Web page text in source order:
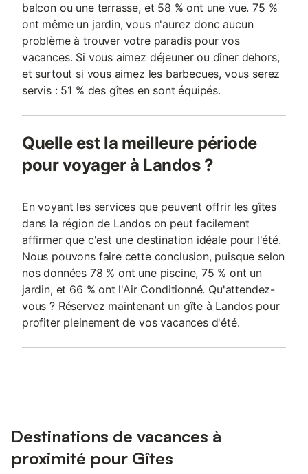
balcon ou une terrasse, et 58 % ont une vue. 75 %
ont même un jardin, vous n'aurez donc aucun
problème à trouver votre paradis pour vos
vacances. Si vous aimez déjeuner ou dîner dehors,
et surtout si vous aimez les barbecues, vous serez
servis : 51 % des gîtes en sont équipés.
Quelle est la meilleure période
pour voyager à Landos ?
En voyant les services que peuvent offrir les gîtes
dans la région de Landos on peut facilement
affirmer que c'est une destination idéale pour l'été.
Nous pouvons faire cette conclusion, puisque selon
nos données 78 % ont une piscine, 75 % ont un
jardin, et 66 % ont l'Air Conditionné. Qu'attendez-
vous ? Réservez maintenant un gîte à Landos pour
profiter pleinement de vos vacances d'été.
Destinations de vacances à
proximité pour Gîtes